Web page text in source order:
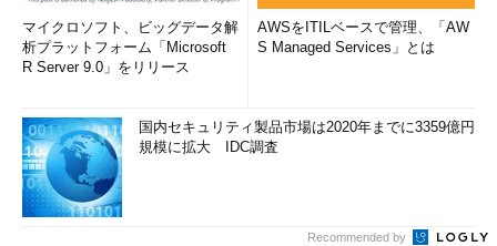
マイクロソフト、ビッグデータ解
析プラットフォーム「Microsoft
R Server 9.0」をリリース
AWSをITILベースで管理、「AW
S Managed Services」とは
国内セキュリティ製品市場は2020年までに3359億円
規模に拡大 IDC調査
Recommended by